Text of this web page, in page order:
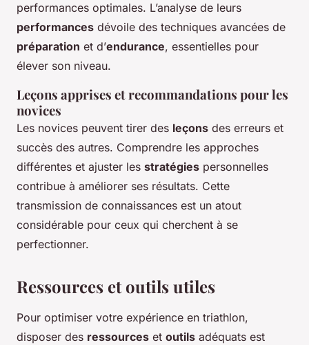
performances optimales. L’analyse de leurs
performances dévoile des techniques avancées de
préparation et d’endurance, essentielles pour
élever son niveau.
Leçons apprises et recommandations pour les
novices
Les novices peuvent tirer des leçons des erreurs et
succès des autres. Comprendre les approches
différentes et ajuster les stratégies personnelles
contribue à améliorer ses résultats. Cette
transmission de connaissances est un atout
considérable pour ceux qui cherchent à se
perfectionner.
Ressources et outils utiles
Pour optimiser votre expérience en triathlon,
disposer des ressources et outils adéquats est